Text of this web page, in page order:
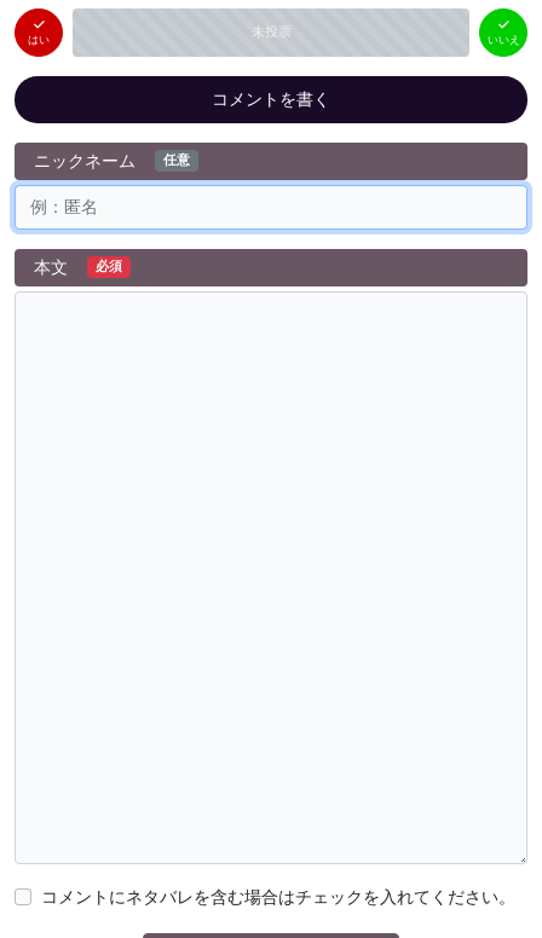
はい 未投票
いいえ
（ 0件）
いいえ
コメントを書く
ニックネーム 任意
本文 必須
コメントにネタバレを含む場合はチェックを入れてください。